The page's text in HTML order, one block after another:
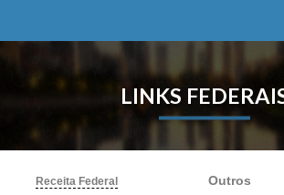
LINKS
Receita Federal Outros